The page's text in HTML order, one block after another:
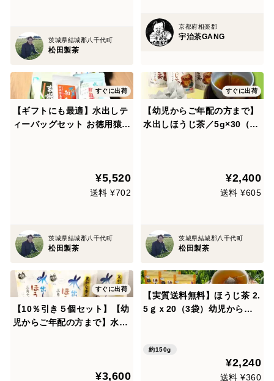
茨城県結城郡八千代町
松田製茶
京都府相楽郡
宇治茶GANG
すぐに出荷
【ギフトにも最適】水出しテ
ィーバッグセット お徳用猿島
ト包装出来ます GFT-071
¥5,520
送料 ¥702
茨城県結城郡八千代町
松田製茶
すぐに出荷
【幼児からご年配の方まで】
水出しほうじ茶／5g×30（3
¥2,400
送料 ¥605
茨城県結城郡八千代町
松田製茶
すぐに出荷
【10％引き５個セット】【幼
児からご年配の方まで】水出
¥3,600
【実質送料無料】ほうじ茶 2.
5ｇｘ20（3袋）幼児からご
い得 TBG-004
約150g
¥2,240
送料 ¥360